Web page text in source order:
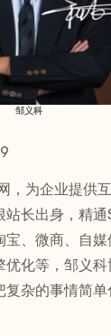
邹义科
，为企业提供
长出身，精通
、微商、自
优化等，邹义
复杂的事情简